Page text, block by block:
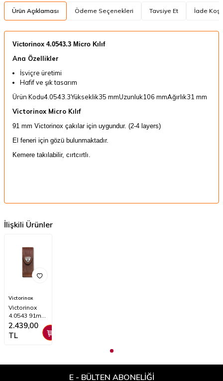
Ürün Açıklaması Ödeme Seçenekleri Tavsiye Et İade
Victorinox 4.0543.3 Micro Kılıf
Ana Özellikler
İsviçre üretimi
Hafif ve şık tasarım
Ürün Kodu4.0543.3Yükseklik35 mmUzunluk106 mmAğırlık31 mm
Victorinox Micro Kılıf
91 mm Victorinox çakılar için uygundur. (2-4 layers)
El feneri için gözü bulunmaktadır.
Kemere takılabilir, cırtcırtlı.
İlişkili Ürünler
Victorinox
Victorinox
4.0543 91mm
Deri Kılıf
2.439,00
TL
E - BÜLTEN ABONELİĞİ